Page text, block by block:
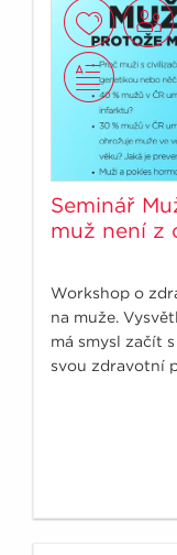
Seminář
muž není z
Workshop o
na muže.
má smysl začít
svou zdravotní